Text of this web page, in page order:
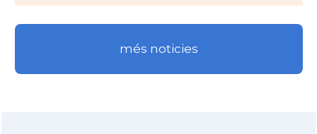
més noticies